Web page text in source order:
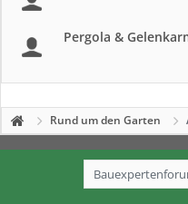
Pergola &
Rund um den Garten